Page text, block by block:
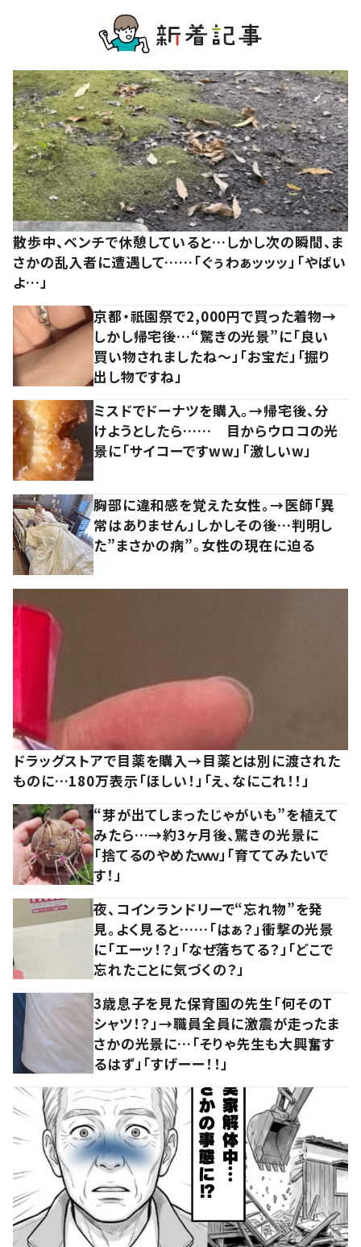
散歩中、ベンチで休憩していると…しかし次の瞬間、ま
さかの乱入者に遭遇して……「ぐぅわぁッッッ」「やばい
よ…」
京都・祇園祭で2,000円で買った着物→
しかし帰宅後…“驚きの光景”に「良い
買い物されましたね～」「お宝だ」「掘り
出し物ですね」
ミスドでドーナツを購入。→帰宅後、分
けようとしたら…… 目からウロコの光
景に「サイコーですww」「激しいw」
胸部に違和感を覚えた女性。→医師「異
常はありません」しかしその後…判明し
た”まさかの病”。女性の現在に迫る
ドラッグストアで目薬を購入→目薬とは別に渡された
ものに…180万表示「ほしい！」「え、なにこれ！！」
“芽が出てしまったじゃがいも”を植えて
みたら…→約3ヶ月後、驚きの光景に
「捨てるのやめたｗｗ」「育ててみたいで
す！」
夜、コインランドリーで“忘れ物”を発
見。よく見ると……「はぁ？」衝撃の光景
に「エーッ！？」「なぜ落ちてる？」「どこで
忘れたことに気づくの？」
3歳息子を見た保育園の先生「何そのT
シャツ！？」→職員全員に激震が走ったま
さかの光景に…「そりゃ先生も大興奮す
るはず」「すげーー！！」